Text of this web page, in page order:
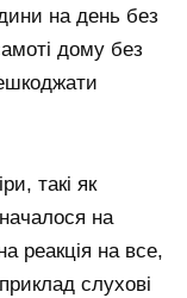
на день без
дому без
такі як
на
реакція на все,
слухові